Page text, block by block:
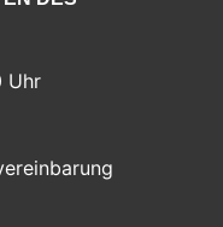
Uhr